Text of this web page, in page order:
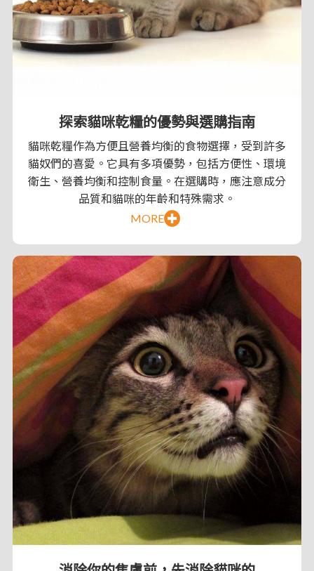
探索貓咪乾糧的優勢與選購指南
貓咪乾糧作為方便且營養均衡的食物選擇，受到許多
貓奴們的喜愛。它具有多項優勢，包括方便性、環境
衛生、營養均衡和控制食量。在選購時，應注意成分
品質和貓咪的年齡和特殊需求。